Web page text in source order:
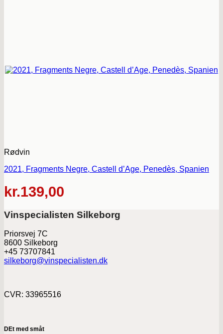
Rødvin
2021, Fragments Negre, Castell d’Age, Penedès, Spanien
kr.139,00
Vinspecialisten Silkeborg
Priorsvej 7C
8600 Silkeborg
+45 73707841
silkeborg@vinspecialisten.dk
CVR: 33965516
DEt med småt